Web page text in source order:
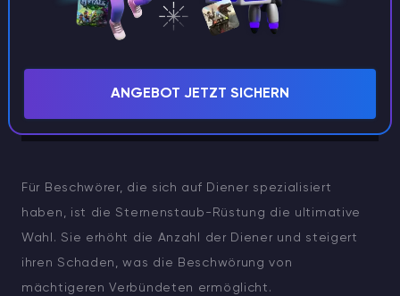
Für Beschwörer, die sich auf Diener spezialisiert
haben, ist die Sternenstaub-Rüstung die ultimative
Wahl. Sie erhöht die Anzahl der Diener und steigert
ihren Schaden, was die Beschwörung von
mächtigeren Verbündeten ermöglicht.
ANGEBOT JETZT SICHERN